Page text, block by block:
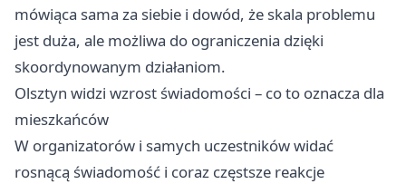
mówiąca sama za siebie i dowód, że skala problemu
jest duża, ale możliwa do ograniczenia dzięki
skoordynowanym działaniom.
Olsztyn widzi wzrost świadomości – co to oznacza dla
mieszkańców
W organizatorów i samych uczestników widać
rosnącą świadomość i coraz częstsze reakcje